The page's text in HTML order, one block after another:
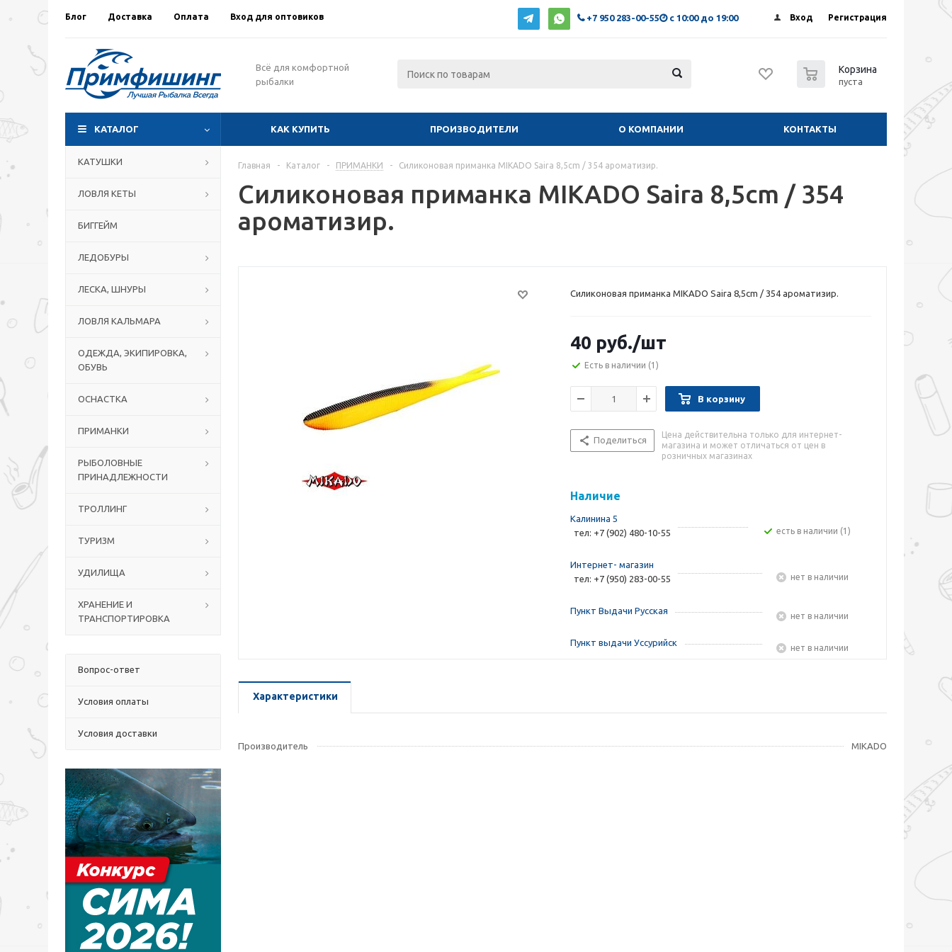
Блог Доставка Оплата Вход для оптовиков Вход Регистрация
+7 950 283-00-55 с 10:00 до 19:00
Всё для комфортной
рыбалки
Корзина
пуста
КАТАЛОГ КАК КУПИТЬ ПРОИЗВОДИТЕЛИ О КОМПАНИИ КОНТАКТЫ
КАТУШКИ
ЛОВЛЯ КЕТЫ
БИГГЕЙМ
ЛЕДОБУРЫ
ЛЕСКА, ШНУРЫ
ЛОВЛЯ КАЛЬМАРА
ОДЕЖДА, ЭКИПИРОВКА,
ОБУВЬ
ОСНАСТКА
ПРИМАНКИ
РЫБОЛОВНЫЕ
ПРИНАДЛЕЖНОСТИ
ТРОЛЛИНГ
ТУРИЗМ
УДИЛИЩА
ХРАНЕНИЕ И
ТРАНСПОРТИРОВКА
Вопрос-ответ
Условия оплаты
Условия доставки
Главная - Каталог - ПРИМАНКИ - Силиконовая приманка MIKADO Saira 8,5cm / 354 ароматизир.
Силиконовая приманка MIKADO Saira 8,5cm / 354
ароматизир.
Силиконовая приманка MIKADO Saira 8,5cm / 354 ароматизир.
40 руб./шт
Есть в наличии (1)
В корзину
Поделиться
Цена действительна только для интернет-
магазина и может отличаться от цен в
розничных магазинах
Наличие
Калинина 5
тел: +7 (902) 480-10-55
Есть в наличии (1)
Интернет- магазин
тел: +7 (950) 283-00-55
Нет в наличии
Пункт Выдачи Русская Нет в наличии
Пункт выдачи Уссурийск Нет в наличии
Характеристики
Производитель MIKADO